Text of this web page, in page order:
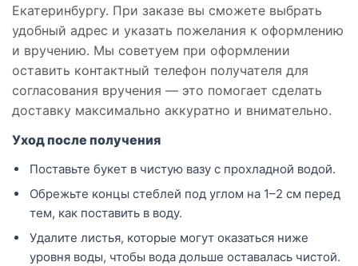
Екатеринбургу. При заказе вы сможете выбрать
удобный адрес и указать пожелания к оформлению
и вручению. Мы советуем при оформлении
оставить контактный телефон получателя для
согласования вручения — это помогает сделать
доставку максимально аккуратно и внимательнo.
Уход после получения
Поставьте букет в чистую вазу с прохладной водой.
Обрежьте концы стеблей под углом на 1–2 см перед
тем, как поставить в воду.
Удалите листья, которые могут оказаться ниже
уровня воды, чтобы вода дольше оставалась чистой.